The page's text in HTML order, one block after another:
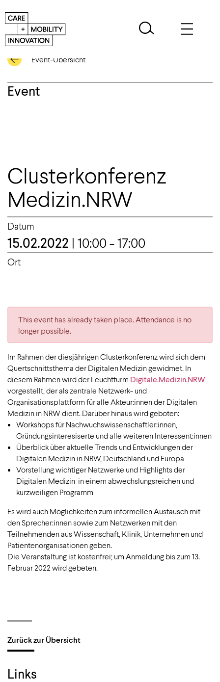
Event-Übersicht
Event
Links
Clusterkonferenz
Medizin.NRW
Datum
15.02.2022 | 10:00 - 17:00
Ort
This event has already taken place. Attendance is no
longer possible.
Im Rahmen der diesjährigen Clusterkonferenz wird sich dem
Quertschnittsthema der Digitalen Medizin gewidmet. In
diesem Rahmen wird der Leuchtturm Digitale.Medizin.NRW
vorgestellt, der als zentrale Netzwerk- und
Organisationsplattform für alle Akteur:innen der Digitalen
Medizin in NRW dient. Darüber hinaus wird geboten:
Workshops für Nachwuchswissenschaftler:innen,
Gründungsinteresiserte und alle weiteren Interessent:innen
Überblick über aktuelle Trends und Entwicklungen der
Digitalen Medizin in NRW, Deutschland und Europa
Vorstellung wichtiger Netzwerke und Highlights der
Digitalen Medizin in einem abwechslungsreichen und
kurzweiligen Programm
Es wird auch Möglichkeiten zum informellen Austausch mit
den Sprecher:innen sowie zum Netzwerken mit den
Teilnehmenden aus Wissenschaft, Klinik, Unternehmen und
Patientenorganisationen geben.
Die Veranstaltung ist kostenfrei; um Anmeldung bis zum 13.
Februar 2022 wird gebeten.
Zurück zur Übersicht